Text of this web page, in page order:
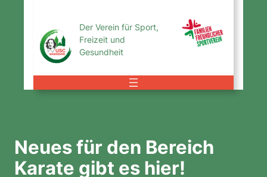
Der Verein für Sport,
Freizeit und
Gesundheit
Neues für den Bereich
Karate gibt es hier!